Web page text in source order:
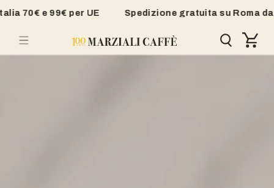
Vai
ai contenuti
99€ per UE Spedizione gratuita su Roma da 35€,
Carrello